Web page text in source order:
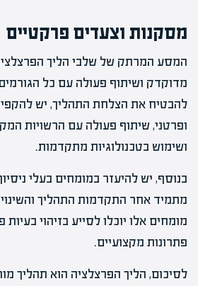
מסקנות וצעדים פרקטיים
המסע המרתק של שלבי הליך
מדוקדק ושיתוף פעולה עם כל
להבטיח את הצלחת התהליך, יש
ופרטני, שיתוף פעולה עם הרשויות
ושימוש בטכנולוגיות מתקדמות.
בנוסף, יש להיעזר במומחים בעלי
מתמיד אחר התקדמות התהליך
מומחים אלו יוכלו לסייע בזיהוי בעיות
פתרונות מקצועיים.
לסיכום, הליך הפרצלציה הוא תהליך